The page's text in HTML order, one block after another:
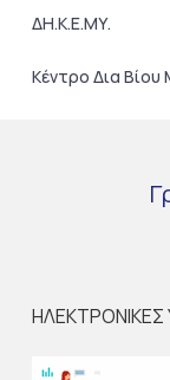
ΔΗ.Κ.Ε.ΜΥ.
Κέντρο Δια
ΗΛΕΚΤΡΟΝΙΚΕΣ